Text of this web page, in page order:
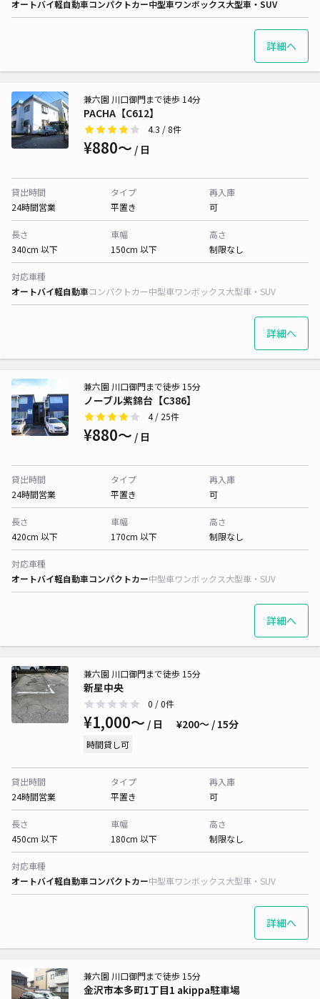
オートバイ軽自動車コンパクトカー中型車ワンボックス大型車・SUV
詳細へ
PACHA【C612】
兼六園 川口御門まで徒歩 14分
4.3 / 8件
¥880〜 / 日
貸出時間
24時間営業
タイプ
平置き
再入庫
可
長さ
340cm 以下
車幅
150cm 以下
高さ
制限なし
対応車種
オートバイ軽自動車コンパクトカー中型車ワンボックス大型車・SUV
詳細へ
ノーブル紫錦台【C386】
兼六園 川口御門まで徒歩 15分
4/ 25件
¥880〜 / 日
貸出時間
24時間営業
タイプ
平置き
再入庫
可
長さ
420cm 以下
車幅
170cm 以下
高さ
制限なし
対応車種
オートバイ軽自動車コンパクトカー中型車ワンボックス大型車・SUV
詳細へ
新星中央
兼六園 川口御門まで徒歩 15分
0 / 0件
¥1,000〜 / 日 ¥200〜 / 15分
時間貸し可
貸出時間
24時間営業
タイプ
平置き
再入庫
可
長さ
450cm 以下
車幅
180cm 以下
高さ
制限なし
対応車種
オートバイ軽自動車コンパクトカー中型車ワンボックス大型車・SUV
詳細へ
金沢市本多町1丁目1 akippa駐車場
兼六園 川口御門まで徒歩 15分